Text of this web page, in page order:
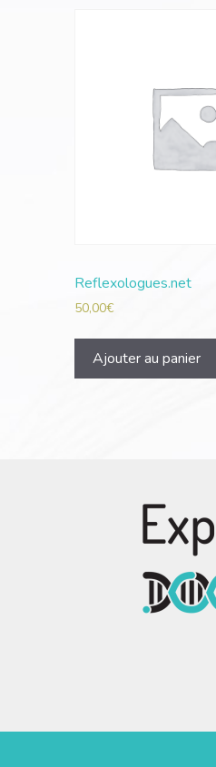
Reflexologues.net
50,00€
Ajouter au panier